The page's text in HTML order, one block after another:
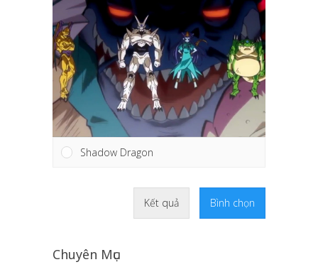
Shadow Dragon
Kết quả Bình chọn
Chuyên Mục